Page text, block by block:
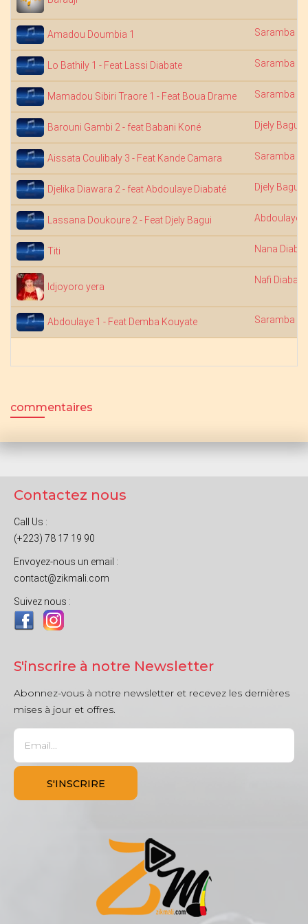
Amadou Doumbia 1 Saramba
Lo Bathily 1 - Feat Lassi Diabate Saramba
Mamadou Sibiri Traore 1 - Feat Boua Drame Saramba
Barouni Gambi 2 - feat Babani Koné Djely Bagui
Aissata Coulibaly 3 - Feat Kande Camara Saramba
Djelika Diawara 2 - feat Abdoulaye Diabaté Djely Bagui
Lassana Doukoure 2 - Feat Djely Bagui Abdoulaye
Titi Nana
Idjoyoro yera
Nafi Diabaté
Abdoulaye 1 - Feat Demba Kouyate Saramba
commentaires
Contactez nous
Call Us :
(+223) 78 17 19 90
Envoyez-nous un email :
contact@zikmali.com
Suivez nous :
S'inscrire à notre Newsletter
Abonnez-vous à notre newsletter et recevez les dernières
mises à jour et offres.